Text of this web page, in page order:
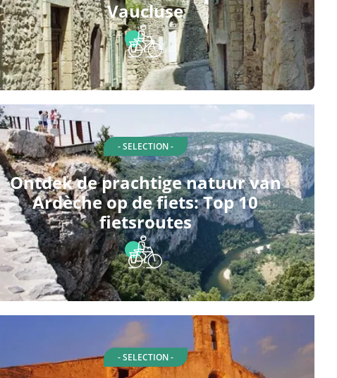
Vaucluse
- SELECTION -
Ontdek de prachtige natuur van
Ardèche op de fiets: Top 10
fietsroutes
- SELECTION -